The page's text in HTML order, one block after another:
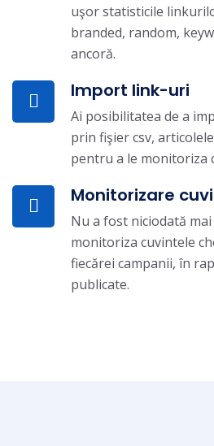
uşor statisticile
branded, random,
ancoră.
Import link-uri
Ai posibilitatea de a
prin fişier csv,
pentru a le monitoriza
Monitorizare
Nu a fost niciodată
monitoriza cuvintele
fiecărei campanii, în
publicate.